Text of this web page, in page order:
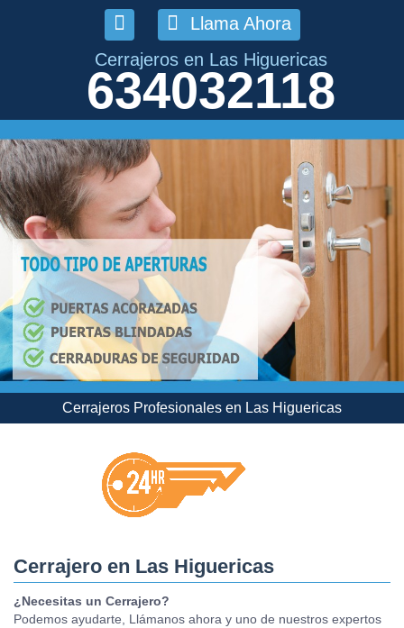
Cerrajeros Profesionales en Las Higuericas
Llama Ahora
Cerrajeros en Las Higuericas
634032118
Cerrajero en Las Higuericas
¿Necesitas un Cerrajero?
Podemos ayudarte, Llámanos ahora y uno de nuestros expertos